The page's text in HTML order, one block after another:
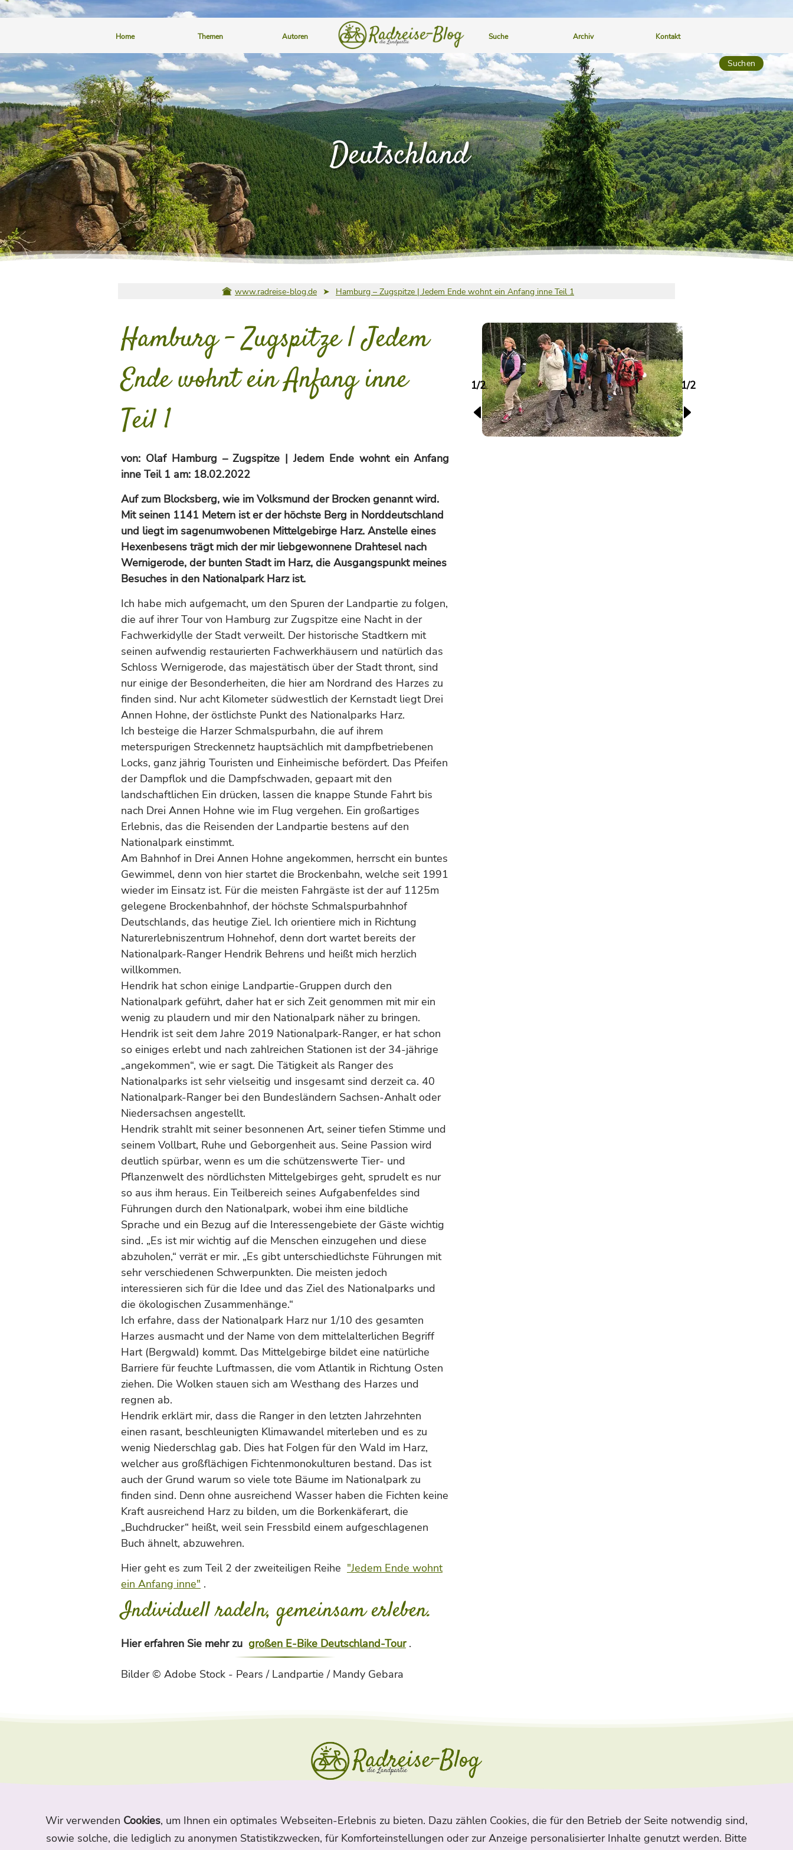
Home Themen Autoren Suche Archiv Kontakt
Suchen
Deutschland
www.radreise-blog.de ➤ Hamburg – Zugspitze | Jedem Ende wohnt ein Anfang inne Teil 1
1/2 1/2
Hamburg – Zugspitze | Jedem
Ende wohnt ein Anfang inne
Teil 1
von: Olaf Hamburg – Zugspitze | Jedem Ende wohnt ein Anfang
inne Teil 1 am: 18.02.2022
Auf zum Blocksberg, wie im Volksmund der Brocken genannt wird.
Mit seinen 1141 Metern ist er der höchste Berg in Norddeutschland
und liegt im sagenumwobenen Mittelgebirge Harz. Anstelle eines
Hexenbesens trägt mich der mir liebgewonnene Drahtesel nach
Wernigerode, der bunten Stadt im Harz, die Ausgangspunkt meines
Besuches in den Nationalpark Harz ist.
Ich habe mich aufgemacht, um den Spuren der Landpartie zu folgen,
die auf ihrer Tour von Hamburg zur Zugspitze eine Nacht in der
Fachwerkidylle der Stadt verweilt. Der historische Stadtkern mit
seinen aufwendig restaurierten Fachwerkhäusern und natürlich das
Schloss Wernigerode, das majestätisch über der Stadt thront, sind
nur einige der Besonderheiten, die hier am Nordrand des Harzes zu
finden sind. Nur acht Kilometer südwestlich der Kernstadt liegt Drei
Annen Hohne, der östlichste Punkt des Nationalparks Harz.
Ich besteige die Harzer Schmalspurbahn, die auf ihrem
meterspurigen Streckennetz hauptsächlich mit dampfbetriebenen
Locks, ganz jährig Touristen und Einheimische befördert. Das Pfeifen
der Dampflok und die Dampfschwaden, gepaart mit den
landschaftlichen Ein drücken, lassen die knappe Stunde Fahrt bis
nach Drei Annen Hohne wie im Flug vergehen. Ein großartiges
Erlebnis, das die Reisenden der Landpartie bestens auf den
Nationalpark einstimmt.
Am Bahnhof in Drei Annen Hohne angekommen, herrscht ein buntes
Gewimmel, denn von hier startet die Brockenbahn, welche seit 1991
wieder im Einsatz ist. Für die meisten Fahrgäste ist der auf 1125m
gelegene Brockenbahnhof, der höchste Schmalspurbahnhof
Deutschlands, das heutige Ziel. Ich orientiere mich in Richtung
Naturerlebniszentrum Hohnehof, denn dort wartet bereits der
Nationalpark-Ranger Hendrik Behrens und heißt mich herzlich
willkommen.
Hendrik hat schon einige Landpartie-Gruppen durch den
Nationalpark geführt, daher hat er sich Zeit genommen mit mir ein
wenig zu plaudern und mir den Nationalpark näher zu bringen.
Hendrik ist seit dem Jahre 2019 Nationalpark-Ranger, er hat schon
so einiges erlebt und nach zahlreichen Stationen ist der 34-jährige
„angekommen“, wie er sagt. Die Tätigkeit als Ranger des
Nationalparks ist sehr vielseitig und insgesamt sind derzeit ca. 40
Nationalpark-Ranger bei den Bundesländern Sachsen-Anhalt oder
Niedersachsen angestellt.
Hendrik strahlt mit seiner besonnenen Art, seiner tiefen Stimme und
seinem Vollbart, Ruhe und Geborgenheit aus. Seine Passion wird
deutlich spürbar, wenn es um die schützenswerte Tier- und
Pflanzenwelt des nördlichsten Mittelgebirges geht, sprudelt es nur
so aus ihm heraus. Ein Teilbereich seines Aufgabenfeldes sind
Führungen durch den Nationalpark, wobei ihm eine bildliche
Sprache und ein Bezug auf die Interessengebiete der Gäste wichtig
sind. „Es ist mir wichtig auf die Menschen einzugehen und diese
abzuholen,“ verrät er mir. „Es gibt unterschiedlichste Führungen mit
sehr verschiedenen Schwerpunkten. Die meisten jedoch
interessieren sich für die Idee und das Ziel des Nationalparks und
die ökologischen Zusammenhänge.“
Ich erfahre, dass der Nationalpark Harz nur 1/10 des gesamten
Harzes ausmacht und der Name von dem mittelalterlichen Begriff
Hart (Bergwald) kommt. Das Mittelgebirge bildet eine natürliche
Barriere für feuchte Luftmassen, die vom Atlantik in Richtung Osten
ziehen. Die Wolken stauen sich am Westhang des Harzes und
regnen ab.
Hendrik erklärt mir, dass die Ranger in den letzten Jahrzehnten
einen rasant, beschleunigten Klimawandel miterleben und es zu
wenig Niederschlag gab. Dies hat Folgen für den Wald im Harz,
welcher aus großflächigen Fichtenmonokulturen bestand. Das ist
auch der Grund warum so viele tote Bäume im Nationalpark zu
finden sind. Denn ohne ausreichend Wasser haben die Fichten keine
Kraft ausreichend Harz zu bilden, um die Borkenkäferart, die
„Buchdrucker“ heißt, weil sein Fressbild einem aufgeschlagenen
Buch ähnelt, abzuwehren.
Hier geht es zum Teil 2 der zweiteiligen Reihe "Jedem Ende wohnt
ein Anfang inne" .
Individuell radeln, gemeinsam erleben.
Hier erfahren Sie mehr zu großen E-Bike Deutschland-Tour .
Bilder © Adobe Stock - Pears / Landpartie / Mandy Gebara
Home Themen Autoren Suche Archiv Kontakt Sitemap Impressum Datenschutz
Wir verwenden Cookies, um Ihnen ein optimales Webseiten-Erlebnis zu bieten. Dazu zählen Cookies, die für den Betrieb der Seite notwendig sind,
sowie solche, die lediglich zu anonymen Statistikzwecken, für Komforteinstellungen oder zur Anzeige personalisierter Inhalte genutzt werden. Bitte